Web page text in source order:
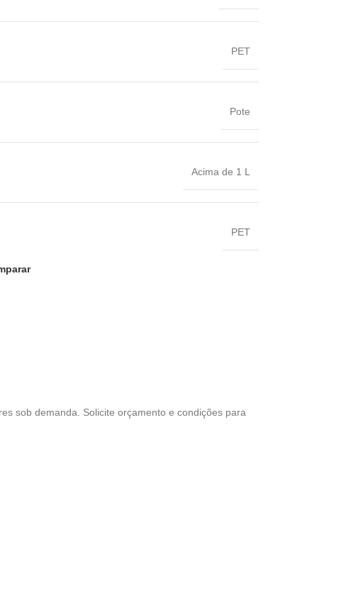
PET
Pote
Acima de 1 L
PET
sob demanda. Solicite orçamento e condições para